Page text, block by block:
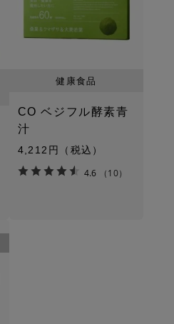
健康食品
CO ベジフル酵素青
汁
4,212円（税込）
4.6 （10）